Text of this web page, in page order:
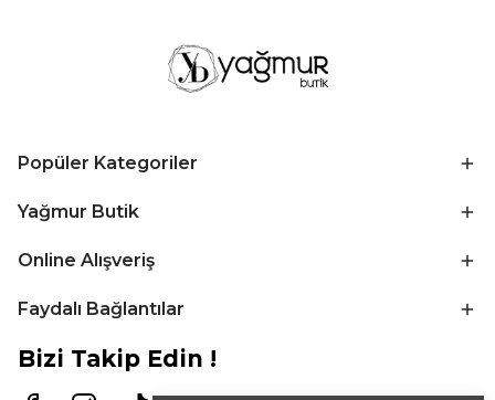
Popüler Kategoriler
Yağmur Butik
Online Alışveriş
Faydalı Bağlantılar
Bizi Takip Edin !